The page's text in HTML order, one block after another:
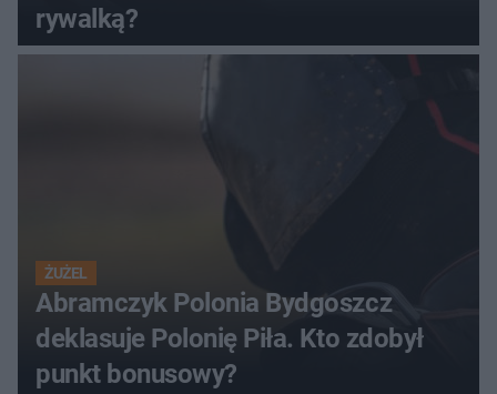
rywalką?
ŻUŻEL
Abramczyk Polonia Bydgoszcz
deklasuje Polonię Piła. Kto zdobył
punkt bonusowy?